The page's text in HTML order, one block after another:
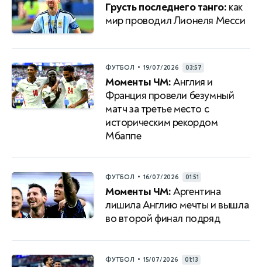
Грусть последнего танго: как
мир проводил Лионеля Месси
ФУТБОЛ • 19/07/2026 03:57
Моменты ЧМ:Англия и
Франция провели безумный
матч за третье место с
историческим рекордом
Мбаппе
ФУТБОЛ • 16/07/2026 01:51
Моменты ЧМ:Аргентина
лишила Англию мечты и вышла
во второй финал подряд
ФУТБОЛ • 15/07/2026 01:13